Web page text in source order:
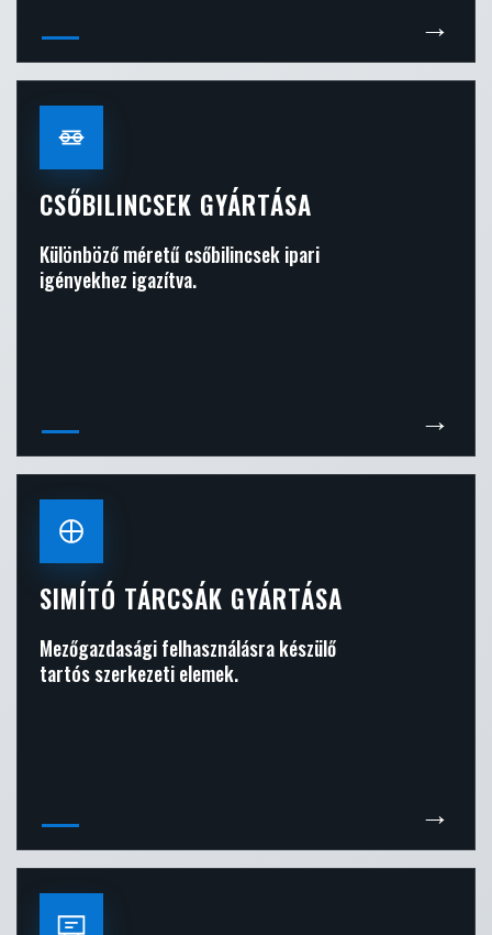
→
CSŐBILINCSEK GYÁRTÁSA
Különböző méretű csőbilincsek ipari
igényekhez igazítva.
→
SIMÍTÓ TÁRCSÁK GYÁRTÁSA
Mezőgazdasági felhasználásra készülő
tartós szerkezeti elemek.
→